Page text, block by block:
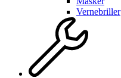
Vernebriller